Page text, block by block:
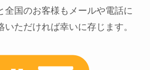
全国のお客様もメールや電話に
いただければ幸いに存じます。